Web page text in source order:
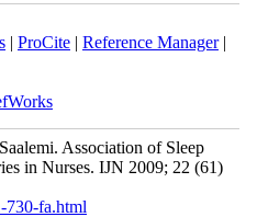
|ProCite|Reference Manager
Association of Sleep
in Nurses. IJN 2009; 22 (61)
730-fa.html